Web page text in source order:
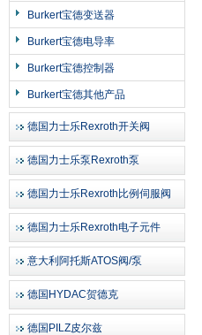
Burkert宝德变送器
Burkert宝德电导率
Burkert宝德控制器
Burkert宝德其他产品
德国力士乐Rexroth开关阀
德国力士乐泵Rexroth泵
德国力士乐Rexroth比例伺服阀
德国力士乐Rexroth电子元件
意大利阿托斯ATOS阀/泵
德国HYDAC贺德克
德国PILZ皮尔兹